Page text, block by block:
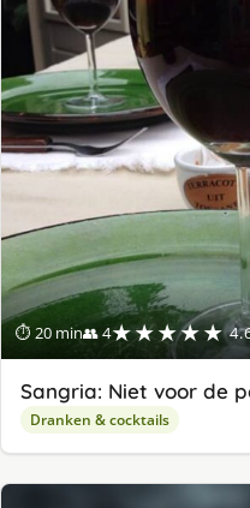
⏱ 20 min👥 4★★★★★
Sangria: Niet voor de
Dranken & cocktails